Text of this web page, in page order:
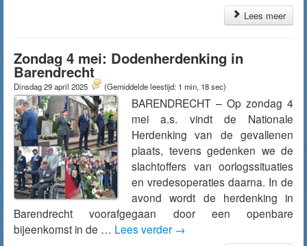
Lees meer
Zondag 4 mei: Dodenherdenking in
Barendrecht
Dinsdag 29 april 2025 (Gemiddelde leestijd: 1 min, 18 sec)
BARENDRECHT – Op zondag 4
mei a.s. vindt de Nationale
Herdenking van de gevallenen
plaats, tevens gedenken we de
slachtoffers van oorlogssituaties
en vredesoperaties daarna. In de
avond wordt de herdenking in
Barendrecht voorafgegaan door een openbare
bijeenkomst in de … Lees verder →